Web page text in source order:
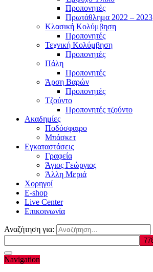
Προπονητές
Πρωτάθλημα 2022 – 2023
Κλασική Κολύμβηση
Προπονητές
Τεχνική Κολύμβηση
Προπονητές
Πάλη
Προπονητές
Άρση Βαρών
Προπονητές
Τζούντο
Προπονητές τζούντο
Ακαδημίες
Ποδόσφαιρο
Μπάσκετ
Εγκαταστάσεις
Γραφεία
Άγιος Γεώργιος
Άλλη Μεριά
Χορηγοί
E-shop
Live Center
Επικοινωνία
Αναζήτηση για:
Navigation